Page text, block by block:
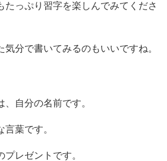
たっぷり習字を楽しんでみてくださ
気分で書いてみるのもいいですね。
自分の名前です。
葉です。
レゼントです。